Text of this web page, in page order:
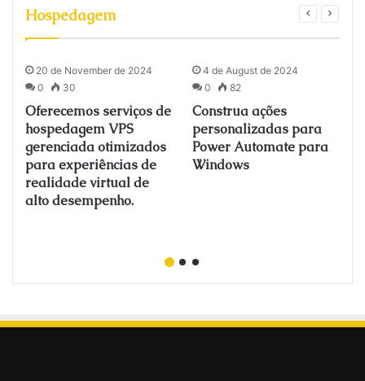
Hospedagem
20 de November de 2024
0
30
Oferecemos serviços de
hospedagem VPS
gerenciada otimizados
para experiências de
realidade virtual de
alto desempenho.
4 de August de 2024
0
82
Construa ações
personalizadas para
Power Automate para
Windows